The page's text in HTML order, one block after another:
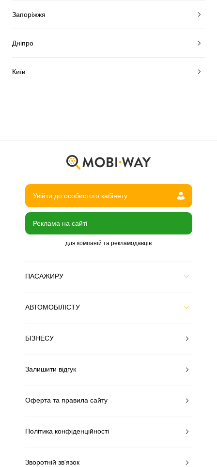
Запоріжжя
Дніпро
Київ
Увійти до особистого кабінету
Реклама на сайті
для компаній та рекламодавців
ПАСАЖИРУ
АВТОМОБІЛІСТУ
БІЗНЕСУ
Залишити відгук
Оферта та правила сайту
Політика конфіденційності
Зворотній зв'язок